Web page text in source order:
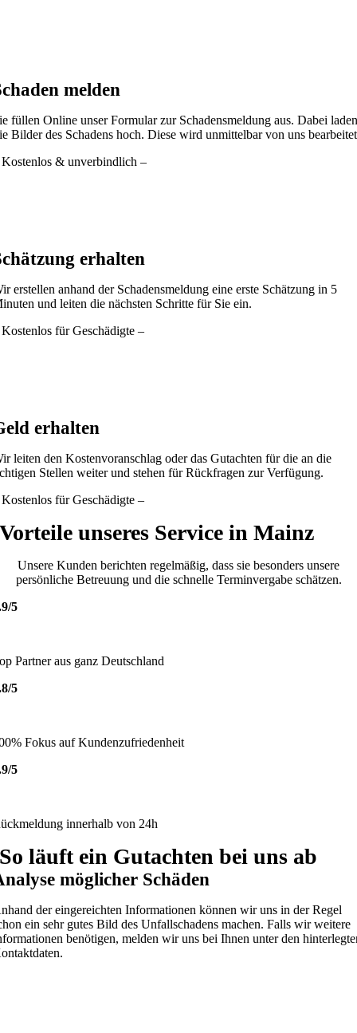
melden
füllen Online unser Formular zur Schadensmeldung aus. Dabei
Bilder des Schadens hoch. Diese wird unmittelbar von uns
& unverbindlich –
erhalten
erstellen anhand der Schadensmeldung eine erste Schätzung in 5
und leiten die nächsten Schritte für Sie ein.
für Geschädigte –
erhalten
leiten den Kostenvoranschlag oder das Gutachten für die an die
Stellen weiter und stehen für Rückfragen zur Verfügung.
für Geschädigte –
Vorteile unseres Service in Mainz
Unsere Kunden berichten regelmäßig, dass sie besonders unsere
persönliche Betreuung und die schnelle Terminvergabe schätzen.
5
Partner aus ganz Deutschland
5
Fokus auf Kundenzufriedenheit
5
innerhalb von 24h
So läuft ein Gutachten bei uns ab
möglicher Schäden
der eingereichten Informationen können wir uns in der Regel
ein sehr gutes Bild des Unfallschadens machen. Falls wir weitere
benötigen, melden wir uns bei Ihnen unter den